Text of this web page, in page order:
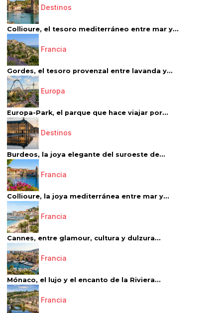
Destinos
Collioure, el tesoro mediterráneo entre mar y...
Francia
Gordes, el tesoro provenzal entre lavanda y...
Europa
Europa-Park, el parque que hace viajar por...
Destinos
Burdeos, la joya elegante del suroeste de...
Francia
Collioure, la joya mediterránea entre mar y...
Francia
Cannes, entre glamour, cultura y dulzura...
Francia
Mónaco, el lujo y el encanto de la Riviera...
Francia